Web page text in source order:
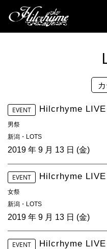
EVENT Hilcrhyme LIVE
男祭
新潟・LOTS
2019 年 9 月 13 日 (金)
EVENT Hilcrhyme LIVE
女祭
新潟・LOTS
2019 年 9 月 13 日 (金)
EVENT Hilcrhyme LIVE